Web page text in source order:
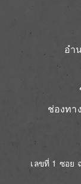
อำ
ช่องทา
เลขที่ 1 ซอย